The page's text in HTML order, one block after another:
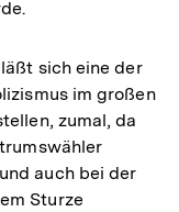
sich eine der
im großen
zumal, da
auch bei der
Sturze